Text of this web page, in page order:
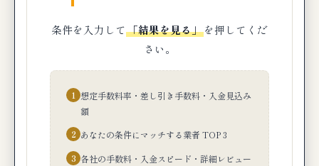
条件を入力して「結果を見る」を押してくだ
さい。
1
想定手数料率・差し引き手数料・入金見込み
額
2 あなたの条件にマッチする業者 TOP 3
3 各社の手数料・入金スピード・詳細レビュー